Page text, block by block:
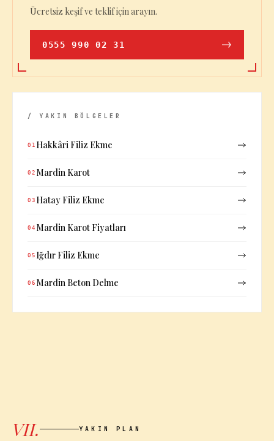
Ücretsiz keşif ve teklif için arayın.
0555 990 02 31
/ YAKIN BÖLGELER
01 Hakkâri Filiz Ekme
02 Mardin Karot
03 Hatay Filiz Ekme
04 Mardin Karot Fiyatları
05 Iğdır Filiz Ekme
06 Mardin Beton Delme
VII. YAKIN PLAN